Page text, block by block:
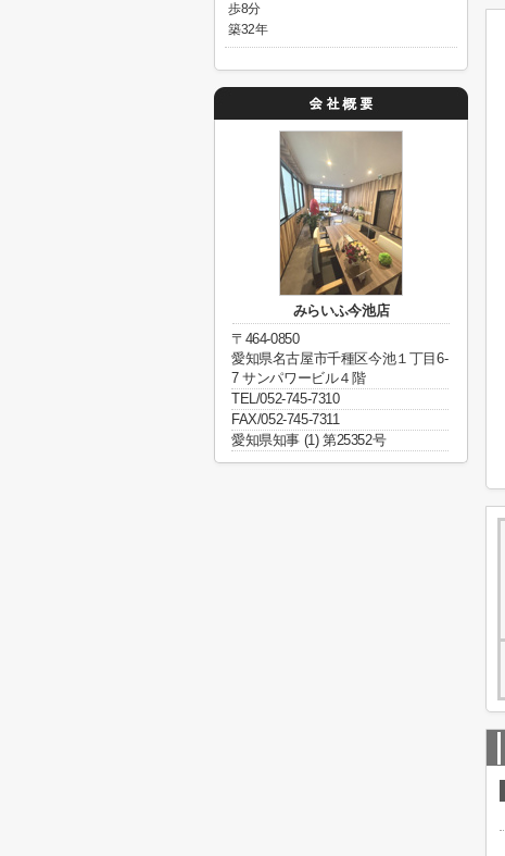
歩8分
築32年
みらいふ今池店
〒464-0850
愛知県名古屋市千種区今池１丁目6-
7 サンパワービル４階
TEL/052-745-7310
FAX/052-745-7311
愛知県知事 (1) 第25352号